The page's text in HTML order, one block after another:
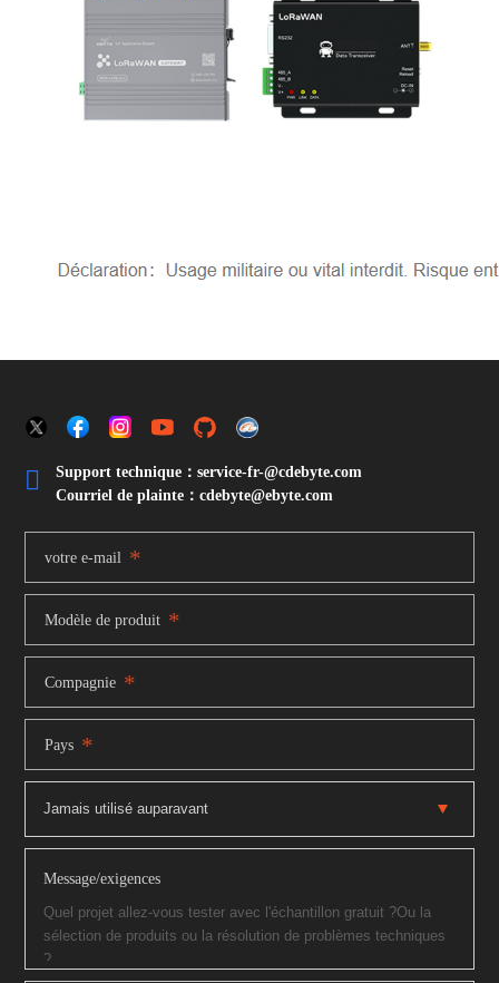

Support technique：service-fr-@cdebyte.com
Courriel de plainte：cdebyte@ebyte.com
votre e-mail *
Modèle de produit *
Compagnie *
Pays *
Message/exigences